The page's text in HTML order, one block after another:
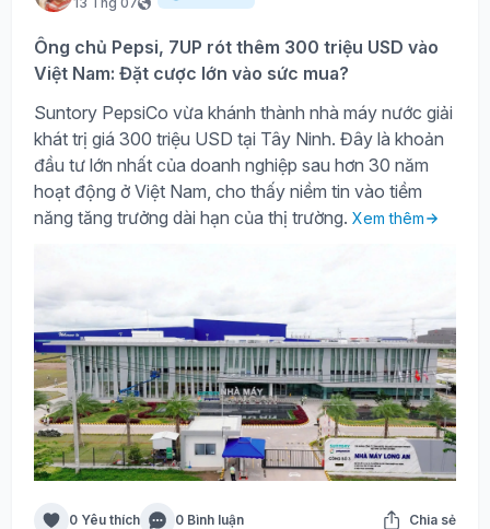
Ông chủ Pepsi, 7UP rót thêm 300 triệu USD vào
Việt Nam: Đặt cược lớn vào sức mua?
Suntory PepsiCo vừa khánh thành nhà máy nước giải
khát trị giá 300 triệu USD tại Tây Ninh. Đây là khoản
đầu tư lớn nhất của doanh nghiệp sau hơn 30 năm
hoạt động ở Việt Nam, cho thấy niềm tin vào tiềm
năng tăng trưởng dài hạn của thị trường. Xem thêm
0 Yêu thích 0 Bình luận Chia sẻ